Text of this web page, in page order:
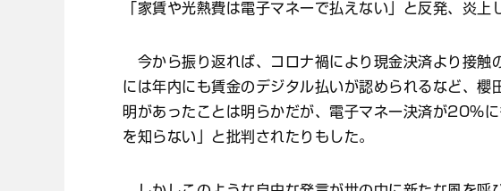
「家賃や光熱費は電子マネーで払えない」と反発、炎上
今から振り返れば、コロナ禍により現金決済より接触
には年内にも賃金のデジタル払いが認められるなど、櫻
明があったことは明らかだが、電子マネー決済が20％
を知らない」と批判されたりもした。